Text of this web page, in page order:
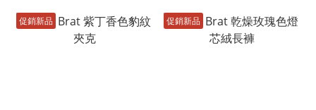
促銷新品 促銷新品